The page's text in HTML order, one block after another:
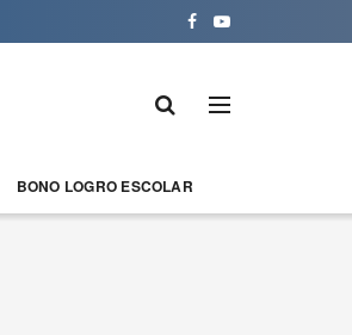
BONO LOGRO ESCOLAR